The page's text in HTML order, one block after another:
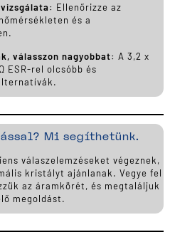
Ellenőrizze az
és a
válasszon nagyobbat: A 3,2 x
ESR-rel olcsóbb és
Mi segíthetünk.
válaszelemzéseket végeznek,
kristályt ajánlanak. Vegye fel
az áramkörét, és megtaláljuk
megoldást.